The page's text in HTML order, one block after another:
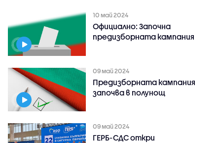
10 май 2024
Официално: Започна
предизборната кампания
09 май 2024
Предизборната кампания
започва в полунощ
09 май 2024
ГЕРБ-СДС откри